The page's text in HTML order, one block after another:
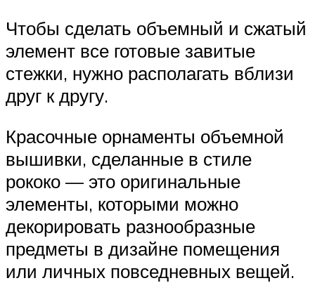
Чтобы сделать объемный и сжатый
элемент все готовые завитые
стежки, нужно располагать вблизи
друг к другу.
Красочные орнаменты объемной
вышивки, сделанные в стиле
рококо — это оригинальные
элементы, которыми можно
декорировать разнообразные
предметы в дизайне помещения
или личных повседневных вещей.